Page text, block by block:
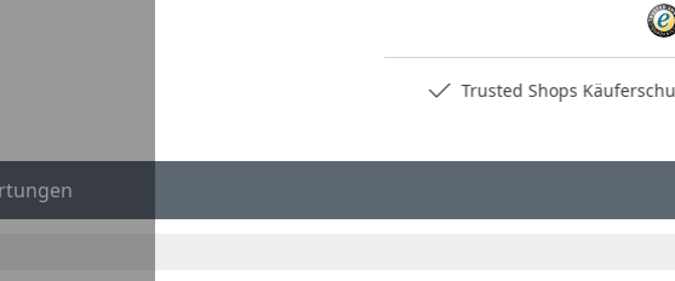
Trusted Shops